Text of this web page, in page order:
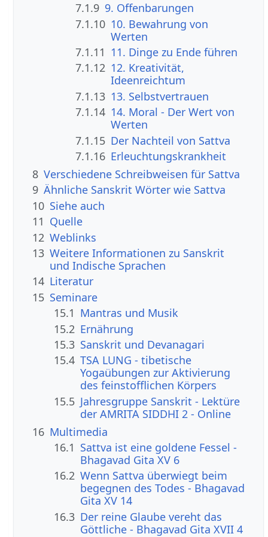
7.1.9 9. Offenbarungen
7.1.10 10. Bewahrung von
Werten
7.1.11 11. Dinge zu Ende führen
7.1.12 12. Kreativität,
Ideenreichtum
7.1.13 13. Selbstvertrauen
7.1.14 14. Moral - Der Wert von
Werten
7.1.15 Der Nachteil von Sattva
7.1.16 Erleuchtungskrankheit
8 Verschiedene Schreibweisen für Sattva
9 Ähnliche Sanskrit Wörter wie Sattva
10 Siehe auch
11 Quelle
12 Weblinks
13 Weitere Informationen zu Sanskrit
und Indische Sprachen
14 Literatur
15 Seminare
15.1 Mantras und Musik
15.2 Ernährung
15.3 Sanskrit und Devanagari
15.4 TSA LUNG - tibetische
Yogaübungen zur Aktivierung
des feinstofflichen Körpers
15.5 Jahresgruppe Sanskrit - Lektüre
der AMRITA SIDDHI 2 - Online
16 Multimedia
16.1 Sattva ist eine goldene Fessel -
Bhagavad Gita XV 6
16.2 Wenn Sattva überwiegt beim
begegnen des Todes - Bhagavad
Gita XV 14
16.3 Der reine Glaube vereht das
Göttliche - Bhagavad Gita XVII 4